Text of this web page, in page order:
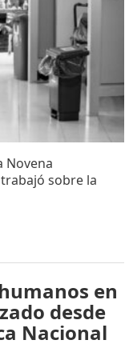
Novena
sobre la
en
desde
Nacional